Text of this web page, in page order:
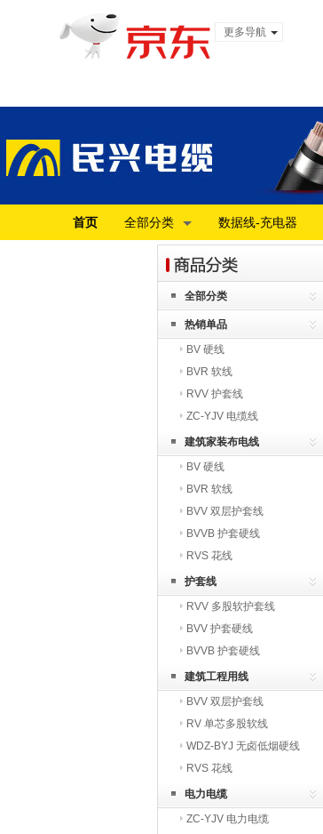
更多导航
首页 全部分类 数据线-充电器
全部分类
热销单品
BV 硬线
BVR 软线
RVV 护套线
ZC-YJV 电缆线
建筑家装布电线
BV 硬线
BVR 软线
BVV 双层护套线
BVVB 护套硬线
RVS 花线
护套线
RVV 多股软护套线
BVV 护套硬线
BVVB 护套硬线
建筑工程用线
BVV 双层护套线
RV 单芯多股软线
WDZ-BYJ 无卤低烟硬线
RVS 花线
电力电缆
ZC-YJV 电力电缆